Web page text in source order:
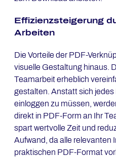
Ef­fi­zi­enz­stei­ge­rung
Ar­bei­ten
Die Vorteile der PDF-
visuelle Gestaltung hinaus.
Teamarbeit erheblich
gestalten. Anstatt sich
einloggen zu müssen,
direkt in PDF-Form an Ihr
spart wertvolle Zeit und
Aufwand, da alle relevanten
praktischen PDF-Format